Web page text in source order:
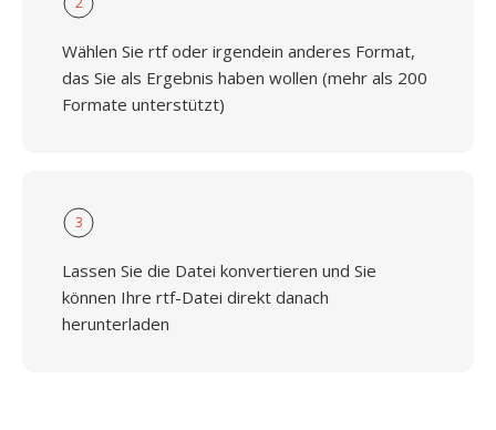
Wählen Sie rtf oder irgendein anderes Format,
das Sie als Ergebnis haben wollen (mehr als 200
Formate unterstützt)
3
Lassen Sie die Datei konvertieren und Sie
können Ihre rtf-Datei direkt danach
herunterladen